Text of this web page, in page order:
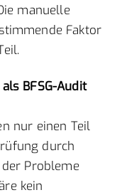
manuelle
Faktor
BFSG-Audit
nur einen Teil
durch
Probleme
kein